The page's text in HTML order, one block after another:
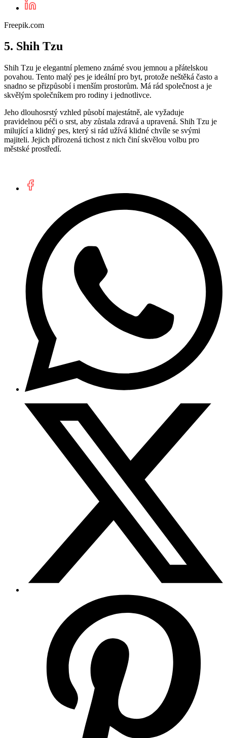
Freepik.com
5. Shih Tzu
Shih Tzu je elegantní plemeno známé svou jemnou a přátelskou
povahou. Tento malý pes je ideální pro byt, protože neštěká často a
snadno se přizpůsobí i menším prostorům. Má rád společnost a je
skvělým společníkem pro rodiny i jednotlivce.
Jeho dlouhosrstý vzhled působí majestátně, ale vyžaduje
pravidelnou péči o srst, aby zůstala zdravá a upravená. Shih Tzu je
milující a klidný pes, který si rád užívá klidné chvíle se svými
majiteli. Jejich přirozená tichost z nich činí skvělou volbu pro
městské prostředí.